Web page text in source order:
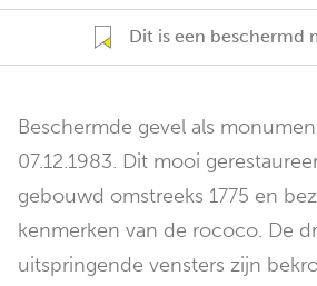
Dit is een beschermd
Beschermde gevel als
07.12.1983. Dit mooi
gebouwd omstreeks 1775 en
kenmerken van de rococo. De
uitspringende vensters zijn